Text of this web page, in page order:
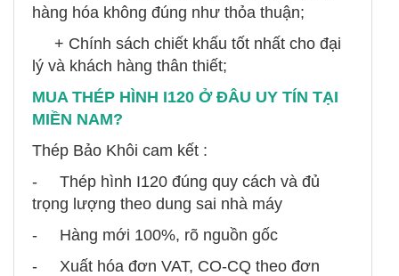
hàng hóa không đúng như thỏa thuận;
+ Chính sách chiết khấu tốt nhất cho đại
lý và khách hàng thân thiết;
MUA THÉP HÌNH I120 Ở ĐÂU UY TÍN TẠI
MIỀN NAM?
Thép Bảo Khôi cam kết :
- Thép hình I120 đúng quy cách và đủ
trọng lượng theo dung sai nhà máy
- Hàng mới 100%, rõ nguồn gốc
- Xuất hóa đơn VAT, CO-CQ theo đơn